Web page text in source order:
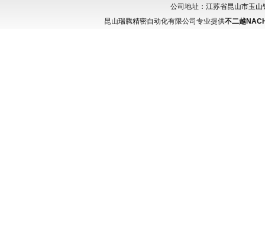
公司地址：江苏省昆山市玉
昆山瑞腾精密自动化有限公司专业提供不二越